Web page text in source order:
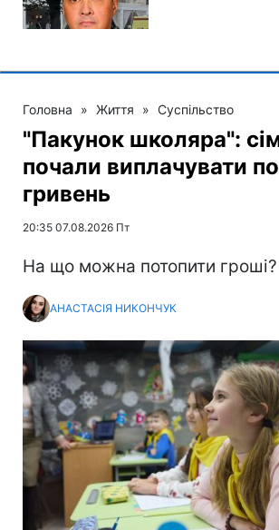
Головна » Життя » Суспільство
"Пакунок школяра":
почали виплачувати
гривень
20:35 07.08.2026 Пт
На що можна потопити гроші?
АНАСТАСІЯ НИКОНЧУК